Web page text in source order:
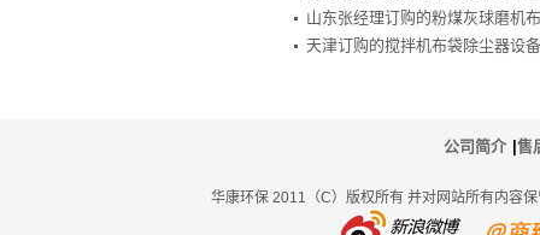
山东张经理订购的粉煤灰球磨机
天津订购的搅拌机布袋除尘器设
公司简介 售
华康环保 2011（C）版权所有 并对网站所有内容